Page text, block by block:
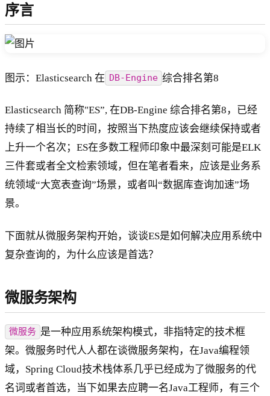
序言
图示：Elasticsearch 在 DB-Engine 综合排名第8
Elasticsearch 简称"ES”, 在DB-Engine 综合排名第8，已经
持续了相当长的时间，按照当下热度应该会继续保持或者
上升一个名次；ES在多数工程师印象中最深刻可能是ELK
三件套或者全文检索领域，但在笔者看来，应该是业务系
统领域“大宽表查询”场景，或者叫“数据库查询加速”场
景。
下面就从微服务架构开始，谈谈ES是如何解决应用系统中
复杂查询的，为什么应该是首选？
微服务架构
微服务 是一种应用系统架构模式，非指特定的技术框
架。微服务时代人人都在谈微服务架构，在Java编程领
域，Spring Cloud技术栈体系几乎已经成为了微服务的代
名词或者首选，当下如果去应聘一名Java工程师，有三个